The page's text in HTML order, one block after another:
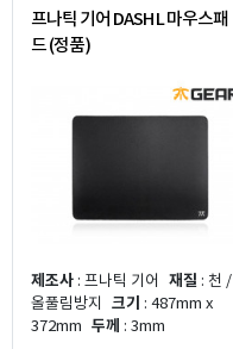
프나틱 기어 DASH L 마우스패
드 (정품)
제조사 : 프나틱 기어 재질 : 천 /
올풀림방지 크기 : 487mm x
372mm 두께 : 3mm